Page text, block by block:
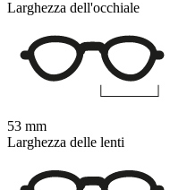
Larghezza dell'occhiale
53 mm
Larghezza delle lenti